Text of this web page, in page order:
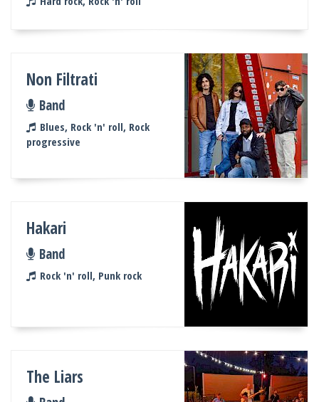
Non Filtrati
Band
Blues, Rock 'n' roll, Rock
progressive
Hakari
Band
Rock 'n' roll, Punk rock
The Liars